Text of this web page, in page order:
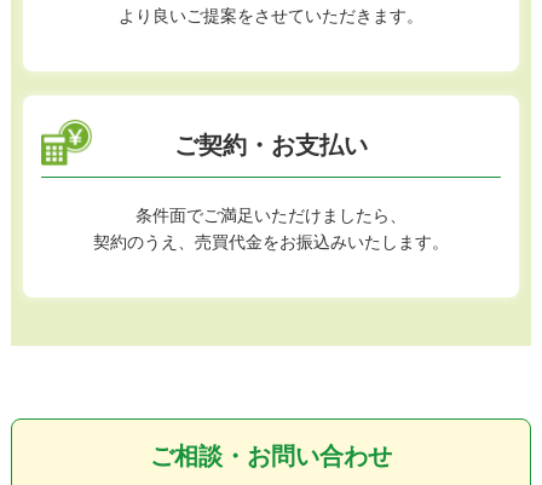
より良いご提案をさせていただきます。
ご契約・お支払い
条件面でご満足いただけましたら、
契約のうえ、売買代金をお振込みいたします。
ご相談・お問い合わせ